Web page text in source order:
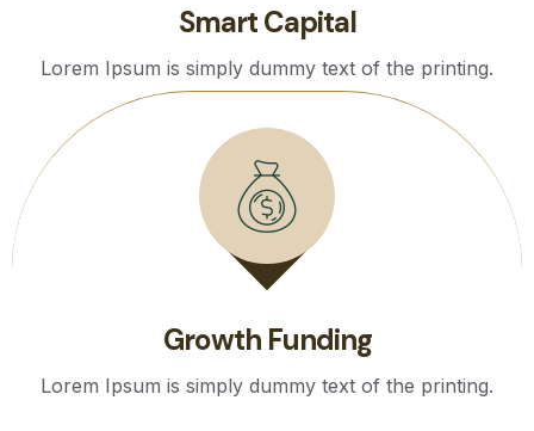
Smart Capital
Lorem Ipsum is simply dummy text of the printing.
Growth Funding
Lorem Ipsum is simply dummy text of the printing.